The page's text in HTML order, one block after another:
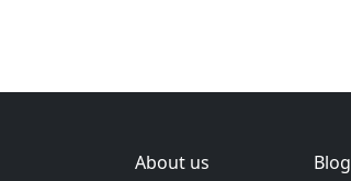
About us Blog